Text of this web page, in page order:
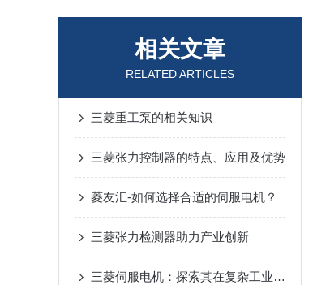
相关文章
RELATED ARTICLES
三菱重工泵的相关知识
三菱张力控制器的特点、应用及优势
菱友汇-如何选择合适的伺服电机？
三菱张力检测器助力产业创新
三菱伺服电机：探索其在复杂工业应用中的高性能表现与创新技术